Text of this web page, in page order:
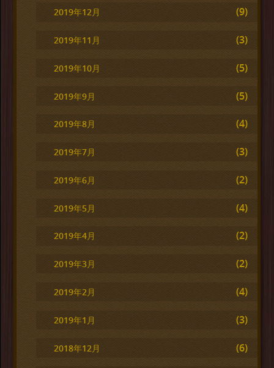
2019年12月 (9)
2019年11月 (3)
2019年10月 (5)
2019年9月 (5)
2019年8月 (4)
2019年7月 (3)
2019年6月 (2)
2019年5月 (4)
2019年4月 (2)
2019年3月 (2)
2019年2月 (4)
2019年1月 (3)
2018年12月 (6)